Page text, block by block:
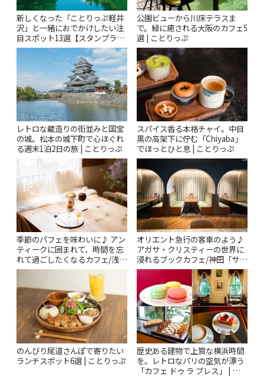
新しくなった「ことりっぷ軽井
沢」と一緒におでかけしたい注
目スポット13選【スタンプラリ
ー開催中】 | ことりっぷ
公園ビューから川床テラスま
で。緑に癒される大阪のカフェ5
選 | ことりっぷ
レトロな蔵造りの街並みと国宝
の城。松本の城下町で心ほぐれ
る週末1泊2日の旅 | ことりっぷ
スパイス香る本格チャイ。中目
黒の高架下に佇む「Chiyaba」
でほっとひと息 | ことりっぷ
季節のパフェを味わいに♪ アン
ティークに囲まれて、時間を忘
れて過ごしたくなるカフェ/浅草
「annorum cafe」 | ことりっぷ
オリエント急行の客車のよう♪
アガサ・クリスティーの世界に
浸れるブックカフェ/神田「サロ
ンクリスティ」 | ことりっぷ
のんびり尾道さんぽで寄りたい
ランチスポット6選 | ことりっぷ
歴史ある建物で上質な横浜時間
を。レトロなパリの空気が漂う
「カフェ ドゥ ラ プレス」 | こと